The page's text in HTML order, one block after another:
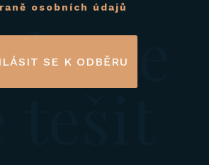
osobních údajů
SE K ODBĚRU